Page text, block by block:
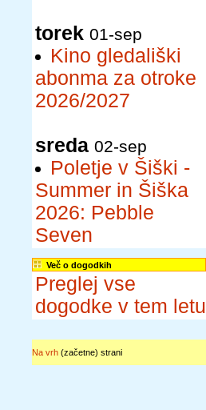
torek 01-sep
Kino gledališki
abonma za otroke
2026/2027
sreda 02-sep
Poletje v Šiški -
Summer in Šiška
2026: Pebble
Seven
Več o dogodkih
Preglej vse
dogodke v tem letu
Na vrh(začetne) strani